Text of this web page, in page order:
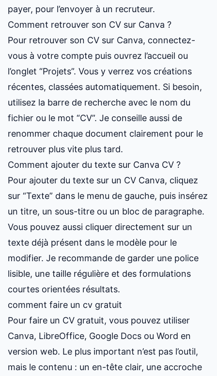
payer, pour l’envoyer à un recruteur.
Comment retrouver son CV sur Canva ?
Pour retrouver son CV sur Canva, connectez-
vous à votre compte puis ouvrez l’accueil ou
l’onglet “Projets”. Vous y verrez vos créations
récentes, classées automatiquement. Si besoin,
utilisez la barre de recherche avec le nom du
fichier ou le mot “CV”. Je conseille aussi de
renommer chaque document clairement pour le
retrouver plus vite plus tard.
Comment ajouter du texte sur Canva CV ?
Pour ajouter du texte sur un CV Canva, cliquez
sur “Texte” dans le menu de gauche, puis insérez
un titre, un sous-titre ou un bloc de paragraphe.
Vous pouvez aussi cliquer directement sur un
texte déjà présent dans le modèle pour le
modifier. Je recommande de garder une police
lisible, une taille régulière et des formulations
courtes orientées résultats.
comment faire un cv gratuit
Pour faire un CV gratuit, vous pouvez utiliser
Canva, LibreOffice, Google Docs ou Word en
version web. Le plus important n’est pas l’outil,
mais le contenu : un en-tête clair, une accroche